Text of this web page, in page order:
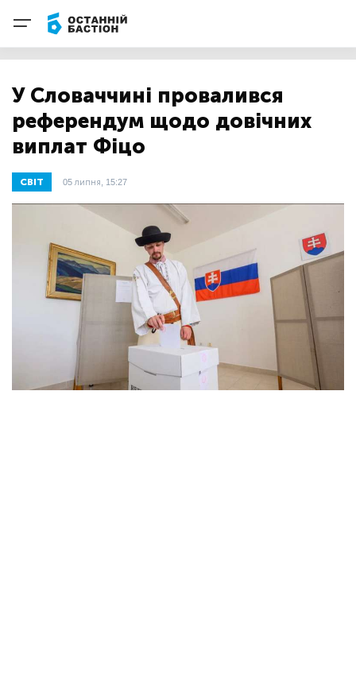
У Словаччині провалився
референдум щодо довічних
виплат Фіцо
СВІТ 05 липня, 15:27